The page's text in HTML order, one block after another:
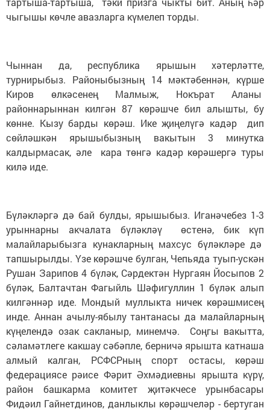
чыгышы көчле авазларга күмелеп торды.
Чыннан да, республика ярышын хәтерләтте,
турнирыбыз. Районыбызның 14 мәктәбеннән, күрше
Киров өлкәсенең Малмыж, Нокърат Аланы
районнарыннан килгән 87 көрәшче бил алышты, бу
көнне. Кызу барды көрәш. Ике җиңелүгә кадәр дип
сөйләшкән ярышыбызның вакытын 3 минутка
калдырмасак, әле кара төнгә кадәр көрәшергә туры
килә иде.
Бүләкләргә дә бай булды, ярышыбыз. Иганәчебез 1-3
урыннарны акчалата бүләкләү өстенә, бик күп
малайларыбызга кунакларның махсус бүләкләре дә
тапшырылды. Үзе көрәшче булган, Чепьяда туып-ускән
Рушан Зарипов 4 бүләк, Сәрдектән Нургаян Йосыпов 2
бүләк, Балтачтан Фагыйль Шәфигуллин 1 бүләк алып
килгәннәр иде. Мондый муллыкта ничек көрәшмисең
инде. Аннан ачылу-ябылу тантанасы да малайларның
күңелендә озак сакланыр, минемчә. Соңгы вакытта,
сәламәтлеге какшау сәбәпле, берничә ярышта катнаша
алмый калган, РСФСРның спорт остасы, көрәш
федерациясе рәисе Фәрит Әхмәдиевны ярышта күрү,
район башкарма комитет җитәкчесе урынбасары
Фидәил Гайнетдинов, данлыклы көрәшчеләр - бертуган